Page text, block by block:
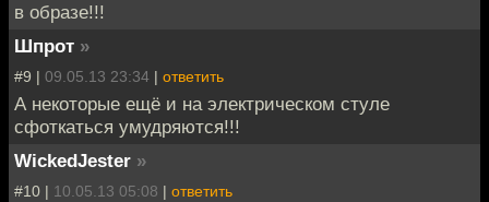
в образе!!!
Шпрот »
#9 | 09.05.13 23:34 | ответить
А некоторые ещё и на электрическом стуле
сфоткаться умудряются!!!
WickedJester »
#10 | 10.05.13 05:08 | ответить